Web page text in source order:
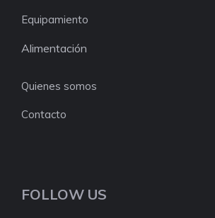
Equipamiento
Alimentación
Quienes somos
Contacto
FOLLOW US